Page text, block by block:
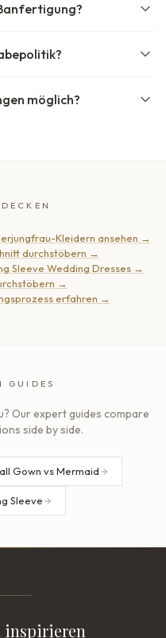
möglich?
Kleidern ansehen →
durchstöbern →
Sleeve Wedding Dresses→
→
erfahren →
GUIDES
Our expert guides compare
side by side.
Gown vs Mermaid
Sleeve
inspirieren